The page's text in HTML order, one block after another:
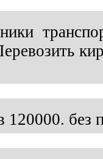
120000. без